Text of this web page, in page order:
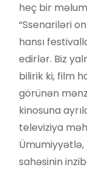
heç bir
“Ssenariləri
hansı
edirlər. Biz
bilirik ki, film
görünən
kinosuna
televiziya
Ümumiyyətlə,
sahəsinin